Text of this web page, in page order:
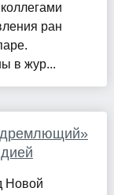
ран
в жур...
Новой